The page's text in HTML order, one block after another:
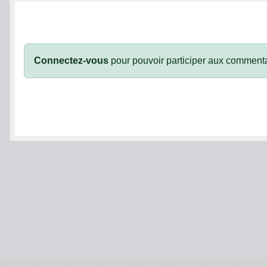
Connectez-vous pour pouvoir participer aux